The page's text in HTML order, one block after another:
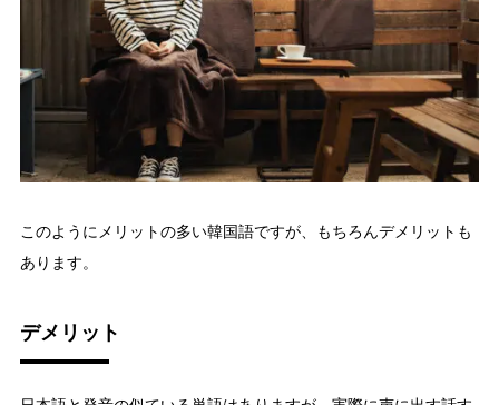
このようにメリットの多い韓国語ですが、もちろんデメリットも
あります。
デメリット